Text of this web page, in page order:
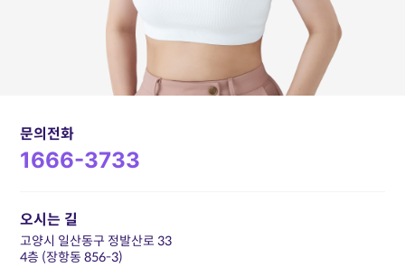
문의전화
1666-3733
오시는 길
고양시 일산동구 정발산로 33
4층 (장항동 856-3)